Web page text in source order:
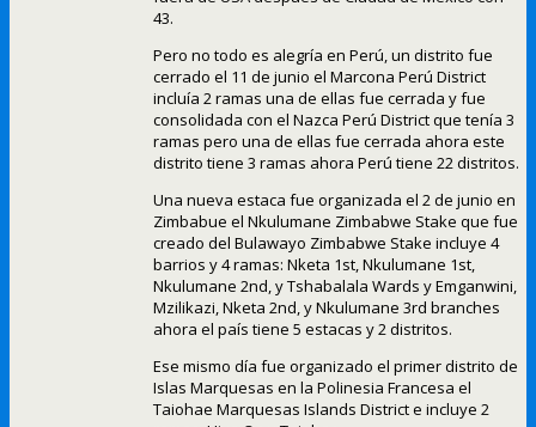
43.
Pero no todo es alegría en Perú, un distrito fue
cerrado el 11 de junio el Marcona Perú District
incluía 2 ramas una de ellas fue cerrada y fue
consolidada con el Nazca Perú District que tenía 3
ramas pero una de ellas fue cerrada ahora este
distrito tiene 3 ramas ahora Perú tiene 22 distritos.
Una nueva estaca fue organizada el 2 de junio en
Zimbabue el Nkulumane Zimbabwe Stake que fue
creado del Bulawayo Zimbabwe Stake incluye 4
barrios y 4 ramas: Nketa 1st, Nkulumane 1st,
Nkulumane 2nd, y Tshabalala Wards y Emganwini,
Mzilikazi, Nketa 2nd, y Nkulumane 3rd branches
ahora el país tiene 5 estacas y 2 distritos.
Ese mismo día fue organizado el primer distrito de
Islas Marquesas en la Polinesia Francesa el
Taiohae Marquesas Islands District e incluye 2